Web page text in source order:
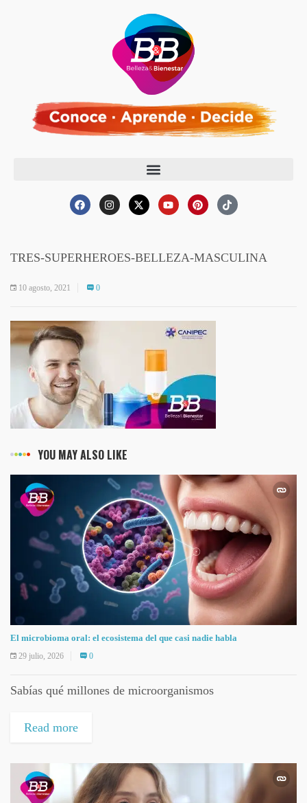
TRES-SUPERHEROES-BELLEZA-MASCULINA
10 agosto, 2021 0
YOU MAY ALSO LIKE
El microbioma oral: el ecosistema del que casi nadie habla
29 julio, 2026 0
Sabías qué millones de microorganismos
Read more